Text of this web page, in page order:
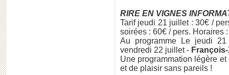
RIRE EN VIGNES
Tarif jeudi 21 juillet : 30€ /
soirées : 60€ / pers. Horaires
Au programme Le jeudi
vendredi 22 juillet -
Une programmation légère
et de plaisir sans pareils !